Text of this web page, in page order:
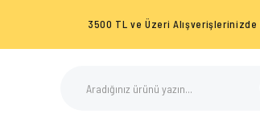
3500 TL ve Üzeri Alışverişlerinizde